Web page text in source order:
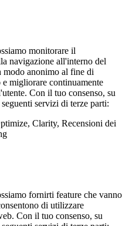
monitorare il
navigazione all'interno del
modo anonimo al fine di
migliorare continuamente
Con il tuo consenso, su
servizi di terze parti:
Clarity, Recensioni dei
fornirti feature che vanno
di utilizzare
Con il tuo consenso, su